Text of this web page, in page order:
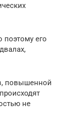
его
повышенной
не